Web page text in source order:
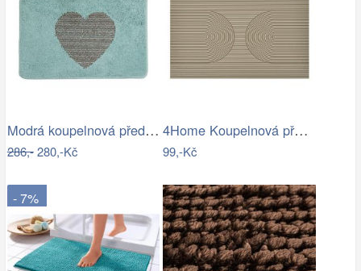
Modrá koupelnová předložka se srdíčkem …
286,-280,-Kč
4Home Koupelnová předložka Infinity, 50…
99,-Kč
- 7%